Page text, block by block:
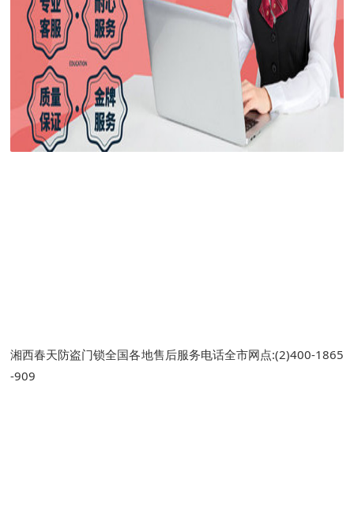
湘西春天防盗门锁全国各地售后服务电话全市网点:(2)400-1865
-909